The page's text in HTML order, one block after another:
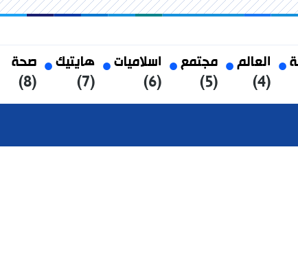
العالم
(4)
مجتمع
(5)
اسلاميات
(6)
هايتيك
(7)
صحة
(8)